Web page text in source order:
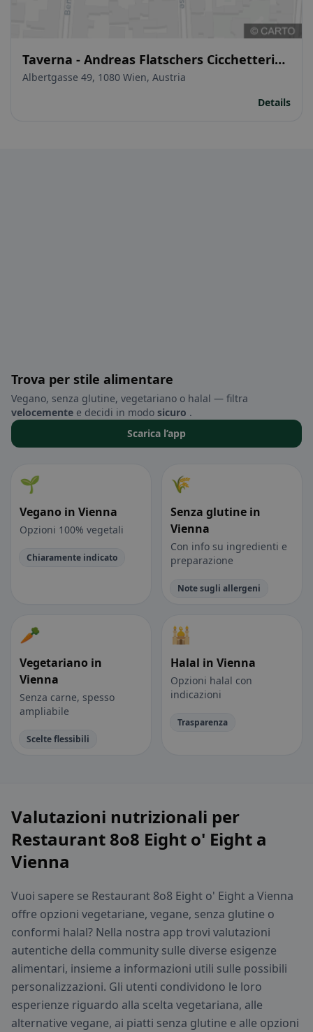
Taverna - Andreas Flatschers Cicchetteria
& Italian Grill
Albertgasse 49, 1080 Wien, Austria
Details
Trova per stile alimentare
Vegano, senza glutine, vegetariano o halal — filtra
velocemente e decidi in modo sicuro .
Scarica l’app
🌱
Vegano in Vienna
Opzioni 100% vegetali
Chiaramente indicato
🌾
Senza glutine in
Vienna
Con info su ingredienti e
preparazione
Note sugli allergeni
🥕
Vegetariano in
Vienna
Senza carne, spesso
ampliabile
Scelte flessibili
🕌
Halal in Vienna
Opzioni halal con
indicazioni
Trasparenza
Valutazioni nutrizionali per
Restaurant 8o8 Eight o' Eight a
Vienna
Vuoi sapere se Restaurant 8o8 Eight o' Eight a Vienna
offre opzioni vegetariane, vegane, senza glutine o
conformi halal? Nella nostra app trovi valutazioni
autentiche della community sulle diverse esigenze
alimentari, insieme a informazioni utili sulle possibili
personalizzazioni. Gli utenti condividono le loro
esperienze riguardo alla scelta vegetariana, alle
alternative vegane, ai piatti senza glutine e alle opzioni